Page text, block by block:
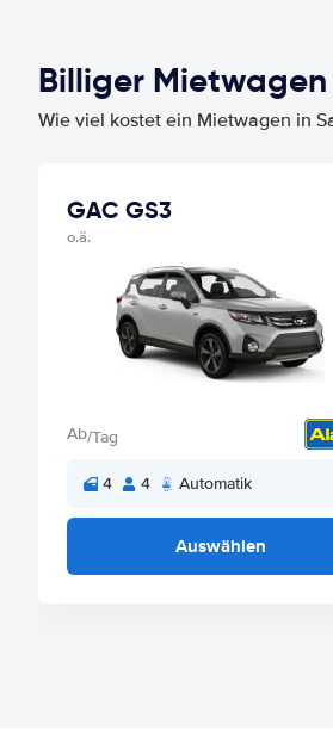
Billiger
Wie viel kostet ein Mietwagen in
GAC GS3
o.ä.
Ab/Tag
4 4 Automatik
Auswählen